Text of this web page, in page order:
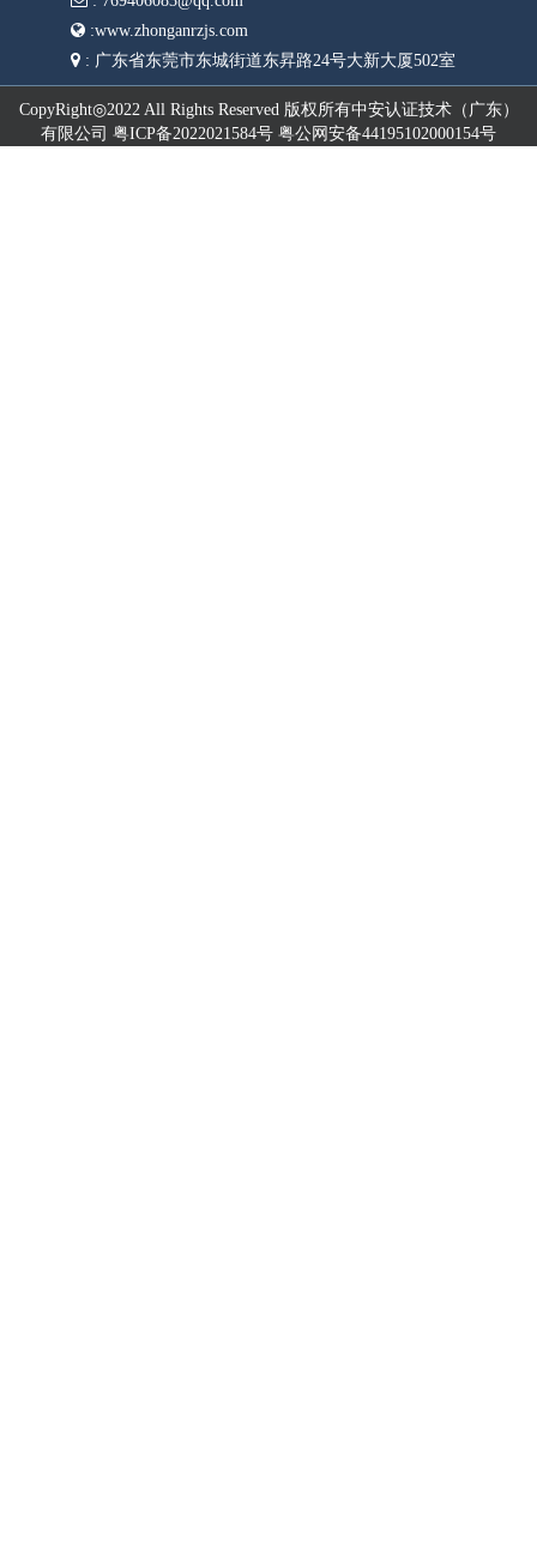
:www.zhonganrzjs.com
: 广东省东莞市东城街道东昇路24号大新大厦502室
CopyRight◎2022 All Rights Reserved 版权所有中安认证技术（广东）
有限公司 粤ICP备2022021584号 粤公网安备44195102000154号